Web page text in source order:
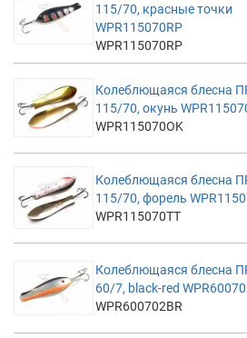
115/70, красные точки
WPR115070RP
WPR115070RP
Колеблющаяся блесна
115/70, окунь
WPR115070OK
Колеблющаяся блесна
115/70, форель
WPR115070TT
Колеблющаяся блесна
60/7, black-red
WPR600702BR